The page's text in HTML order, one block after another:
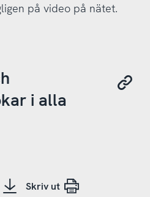
på video på nätet.
i alla
Skriv ut